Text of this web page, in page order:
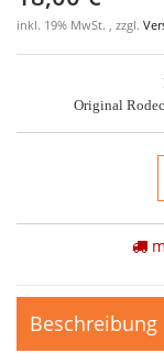
inkl. 19% MwSt. , zzgl.
Original
Beschreibung